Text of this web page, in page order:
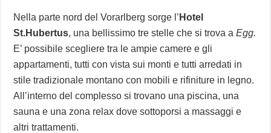
Nella parte nord del Vorarlberg sorge l’ Hotel
St.Hubertus, una bellissimo tre stelle che si trova aEgg.
E’ possibile scegliere tra le ampie camere e gli
appartamenti, tutti con vista sui monti e tutti arredati in
stile tradizionale montano con mobili e rifiniture in legno.
All’interno del complesso si trovano una piscina, una
sauna e una zona relax dove sottoporsi a massaggi e
altri trattamenti.